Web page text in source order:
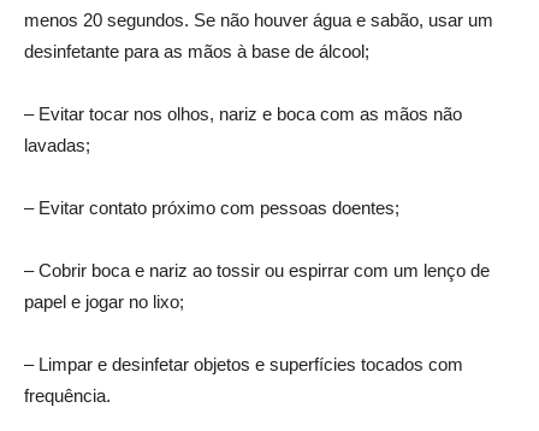
menos 20 segundos. Se não houver água e sabão, usar um
desinfetante para as mãos à base de álcool;
– Evitar tocar nos olhos, nariz e boca com as mãos não
lavadas;
– Evitar contato próximo com pessoas doentes;
– Cobrir boca e nariz ao tossir ou espirrar com um lenço de
papel e jogar no lixo;
– Limpar e desinfetar objetos e superfícies tocados com
frequência.